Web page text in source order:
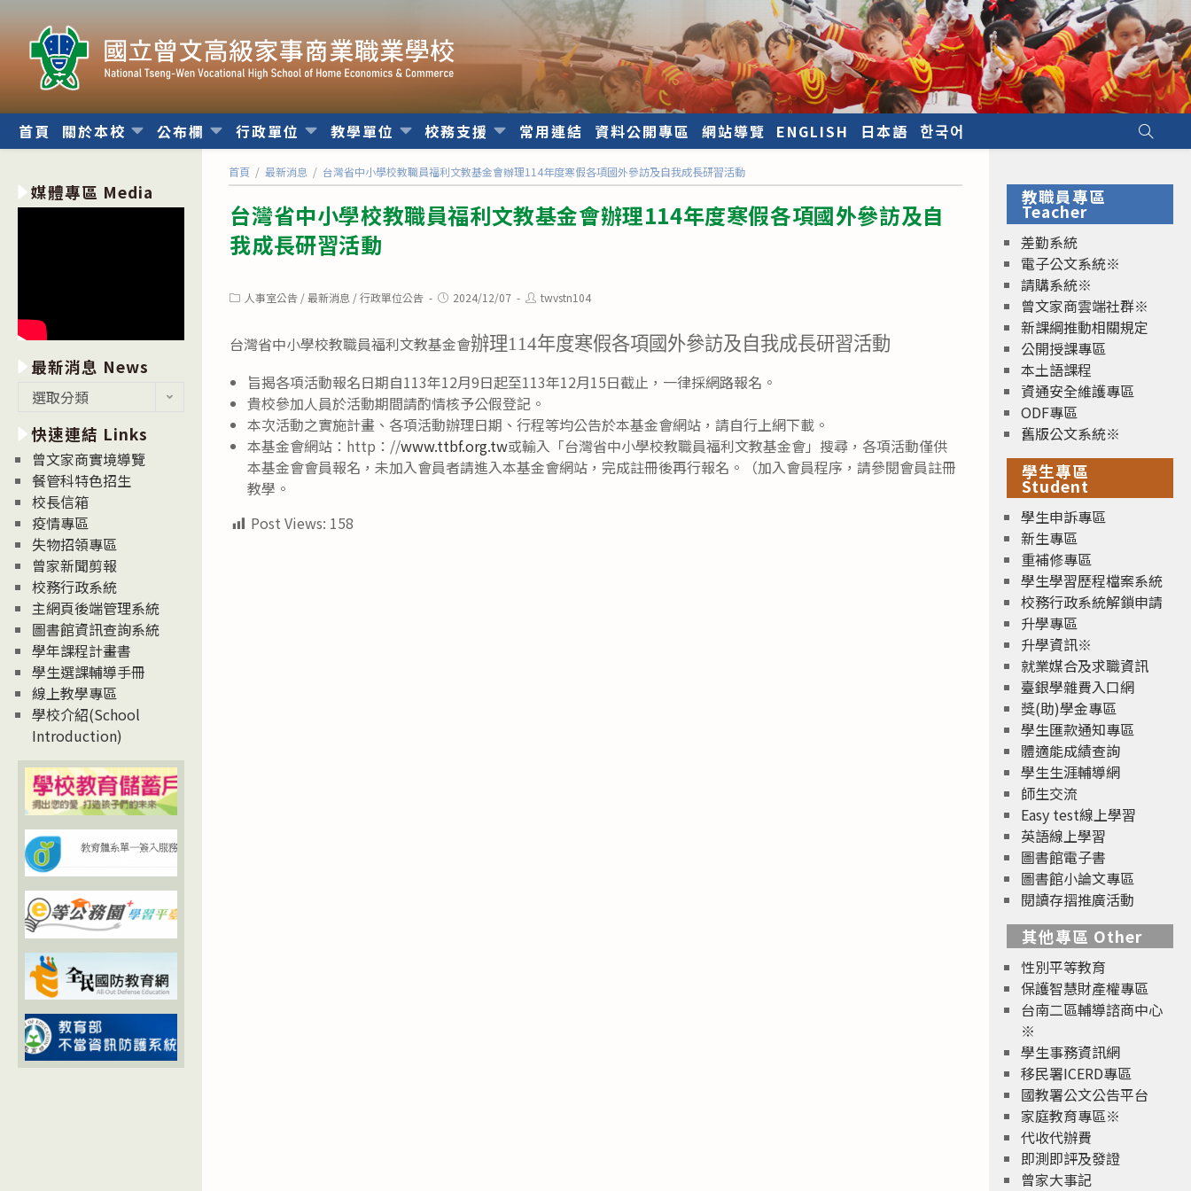
內
首頁 關於本校 公布欄 行政單位 教學單位 校務支援 常用連結 資料公開專區 網站導覽 ENGLISH 日本語 한국어
首頁 / 最新消息 / 台灣省中小學校教職員福利文教基金會辦理114年度寒假各項國外參訪及自我成長研習活動
台灣省中小學校教職員福利文教基金會辦理114年度寒假各項國外參訪及自
我成長研習活動
Post人事室公告 / 最新消息 / 行政單位公告
Post2024/12/07
Posttwvstn104
台灣省中小學校教職員福利文教基金會辦理114年度寒假各項國外參訪及自我成長研習活動
旨揭各項活動報名日期自113年12月9日起至113年12月15日截止，一律採網路報名。
貴校參加人員於活動期間請酌情核予公假登記。
本次活動之實施計畫、各項活動辦理日期、行程等均公告於本基金會網站，請自行上網下載。
本基金會網站：http：//www.ttbf.org.tw或輸入「台灣省中小學校教職員福利文教基金會」搜尋，各項活動僅供
本基金會會員報名，未加入會員者請進入本基金會網站，完成註冊後再行報名。（加入會員程序，請參閱會員註冊
教學。
Post Views: 158
媒體專區 Media
最新消息 News
消
息
News
選取分類
快速連結 Links
曾文家商實境導覽
餐管科特色招生
校長信箱
疫情專區
失物招領專區
曾家新聞剪報
校務行政系統
主網頁後端管理系統
圖書館資訊查詢系統
學年課程計畫書
學生選課輔導手冊
線上教學專區
學校介紹(School
Introduction)
教職員專區
Teacher
差勤系統
電子公文系統※
請購系統※
曾文家商雲端社群※
新課綱推動相關規定
公開授課專區
本土語課程
資通安全維護專區
ODF專區
舊版公文系統※
學生專區
Student
學生申訴專區
新生專區
重補修專區
學生學習歷程檔案系統
校務行政系統解鎖申請
升學專區
升學資訊※
就業媒合及求職資訊
臺銀學雜費入口網
獎(助)學金專區
學生匯款通知專區
體適能成績查詢
學生生涯輔導網
師生交流
Easy test線上學習
英語線上學習
圖書館電子書
圖書館小論文專區
閱讀存摺推廣活動
其他專區 Other
性別平等教育
保護智慧財產權專區
台南二區輔導諮商中心
※
學生事務資訊網
移民署ICERD專區
國教署公文公告平台
家庭教育專區※
代收代辦費
即測即評及發證
曾家大事記